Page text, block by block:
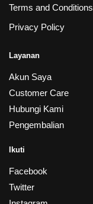
Terms and Conditions
Privacy Policy
Layanan
Akun Saya
Customer Care
Hubungi Kami
Pengembalian
Ikuti
Facebook
Twitter